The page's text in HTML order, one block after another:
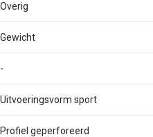
Overig
Gewicht
-
Uitvoeringsvorm sport
Profiel geperforeerd